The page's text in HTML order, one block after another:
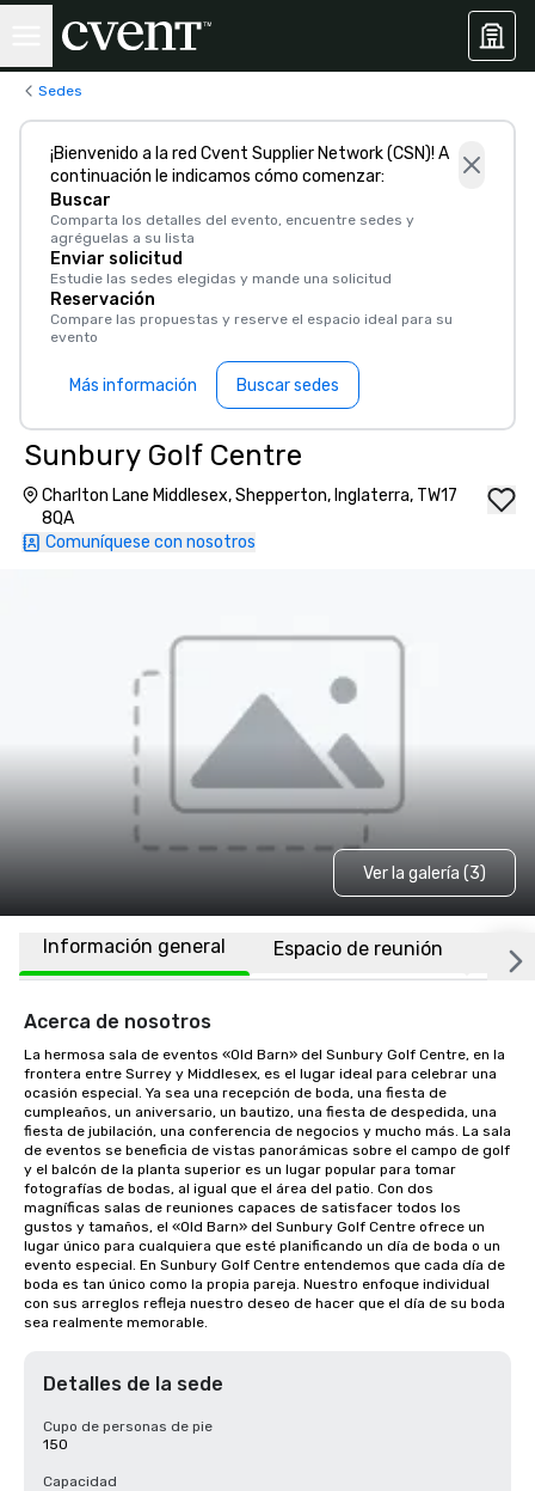
Sedes
¡Bienvenido a la red Cvent Supplier Network (CSN)! A
continuación le indicamos cómo comenzar:
Buscar
Comparta los detalles del evento, encuentre sedes y
agréguelas a su lista
Enviar solicitud
Estudie las sedes elegidas y mande una solicitud
Reservación
Compare las propuestas y reserve el espacio ideal para su
evento
Más información Buscar sedes
Sunbury Golf Centre
Charlton Lane Middlesex, Shepperton, Inglaterra, TW17
8QA
Comuníquese con nosotros
Ver la galería (3)
Información general Espacio de reunión
Acerca de nosotros
La hermosa sala de eventos «Old Barn» del Sunbury Golf Centre, en la
frontera entre Surrey y Middlesex, es el lugar ideal para celebrar una
ocasión especial. Ya sea una recepción de boda, una fiesta de
cumpleaños, un aniversario, un bautizo, una fiesta de despedida, una
fiesta de jubilación, una conferencia de negocios y mucho más. La sala
de eventos se beneficia de vistas panorámicas sobre el campo de golf
y el balcón de la planta superior es un lugar popular para tomar
fotografías de bodas, al igual que el área del patio. Con dos
magníficas salas de reuniones capaces de satisfacer todos los
gustos y tamaños, el «Old Barn» del Sunbury Golf Centre ofrece un
lugar único para cualquiera que esté planificando un día de boda o un
evento especial. En Sunbury Golf Centre entendemos que cada día de
boda es tan único como la propia pareja. Nuestro enfoque individual
con sus arreglos refleja nuestro deseo de hacer que el día de su boda
sea realmente memorable.
Detalles de la sede
Cupo de personas de pie
150
Capacidad